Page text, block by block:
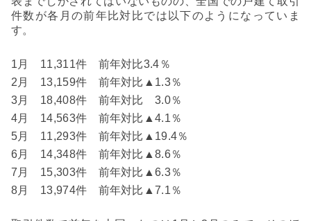
件数が各月の前年比対比では以下のようになっていま
す。
1 月 11,311件 前年対比3.4 ％
2 月 13,159件 前年対比▲ 1.3％
3月 18,408件 前年対比3.0％
4月 14,563件 前年対比▲4.1 ％
5月 11,293件 前年対比▲ 19.4％
6月 14,348件 前年対比▲8.6％
7 月 15,303件 前年対比▲6.3％
8月 13,974件 前年対比▲7.1 ％